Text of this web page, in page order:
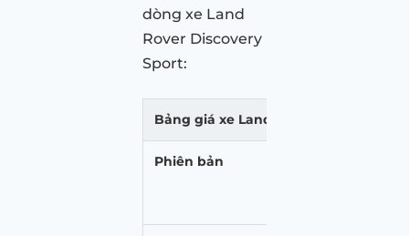
dòng xe Land
Rover Discovery
Sport:
Bảng giá xe Land Rover Discovery
Phiên bản